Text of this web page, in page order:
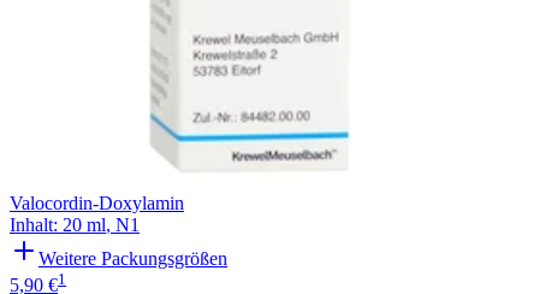
Valocordin-Doxylamin
Inhalt: 20 ml, N1
Weitere Packungsgrößen
5,90 €1